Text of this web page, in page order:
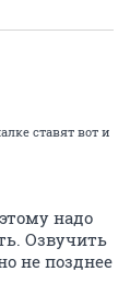
ставят вот и
надо
Озвучить
не позднее